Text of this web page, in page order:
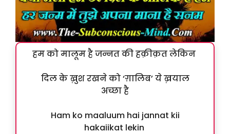
हम को मालूम है जन्नत की हक़ीक़त लेकिन
दिल के ख़ुश रखने को ‘ग़ालिब’ ये ख़याल
अच्छा है
Ham ko maaluum hai jannat kii
hakaiikat lekin